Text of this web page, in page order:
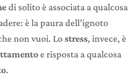
di solito è associata a qualcosa
è la paura dell’ignoto
non vuoi. Lostress, invece, è
e risposta a qualcosa
.